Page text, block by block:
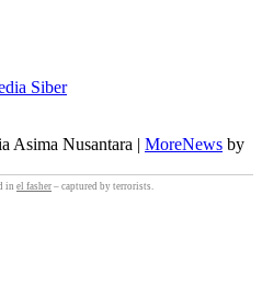
Siber
Asima Nusantara | MoreNews by
in el fasher – captured by terrorists.